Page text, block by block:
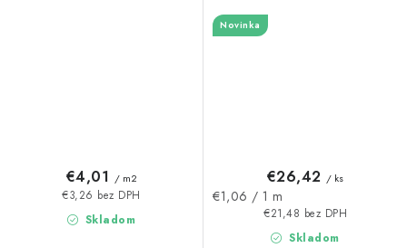
Skladom
€3,26 bez DPH
€4,01 / m2
Novinka
Skladom
€21,48 bez DPH
€26,42 / ks
Jednotková
€1,06 / 1 m